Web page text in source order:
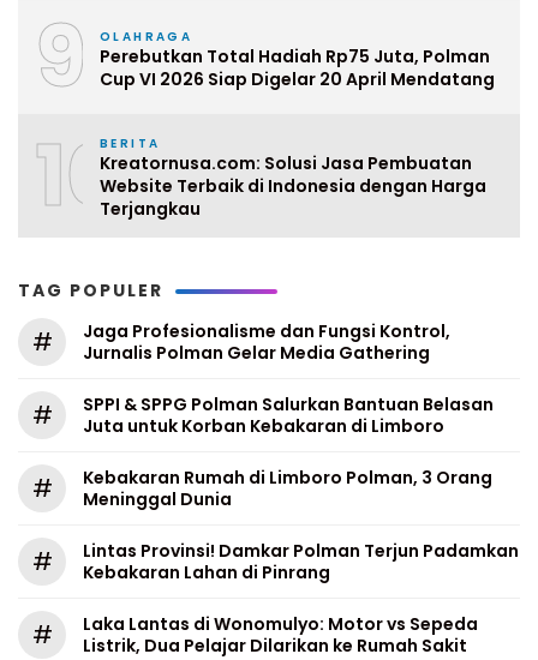
9 OLAHRAGA
Perebutkan Total Hadiah Rp75 Juta, Polman
Cup VI 2026 Siap Digelar 20 April Mendatang
10BERITA
Kreatornusa.com: Solusi Jasa Pembuatan
Website Terbaik di Indonesia dengan Harga
Terjangkau
TAG POPULER
#
Jaga Profesionalisme dan Fungsi Kontrol,
Jurnalis Polman Gelar Media Gathering
#
SPPI & SPPG Polman Salurkan Bantuan Belasan
Juta untuk Korban Kebakaran di Limboro
#
Kebakaran Rumah di Limboro Polman, 3 Orang
Meninggal Dunia
#
Lintas Provinsi! Damkar Polman Terjun Padamkan
Kebakaran Lahan di Pinrang
#
Laka Lantas di Wonomulyo: Motor vs Sepeda
Listrik, Dua Pelajar Dilarikan ke Rumah Sakit